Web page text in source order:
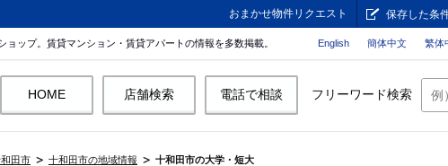
おまかせ物件リクエスト 保存した条
ップ。賃貸マンション・賃貸アパートの情報を多数掲載。 English 簡体中文 繁体
HOME 店舗検索 電話で相談 フリーワード検索
田市 十和田市の地域情報 十和田市の大学・短大